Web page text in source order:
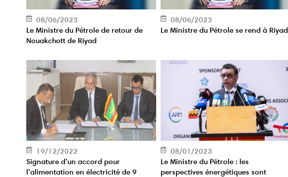
08/06/2023
Le Ministre du Pétrole de retour de
Nouakchott de Riyad
08/06/2023
Le Ministre du Pétrole se rend à Riyad
19/12/2022
Signature d’un accord pour
l’alimentation en électricité de 9
08/01/2023
Le Ministre du Pétrole : les
perspectives énergétiques sont